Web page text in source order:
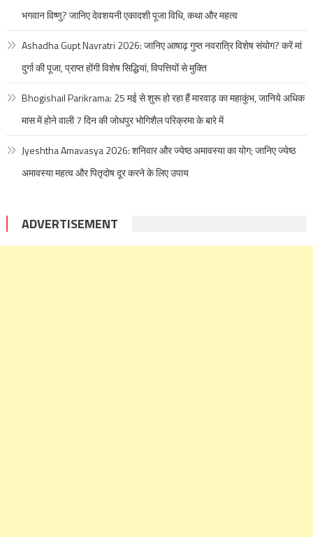
भगवान विष्णु? जानिए देवशयनी एकादशी पूजा विधि, कथा और महत्व
Ashadha Gupt Navratri 2026: जानिए आषाढ़ गुप्त नवरात्रि विशेष संयोग? करें मां
दुर्गा की पूजा, प्राप्त होंगी विशेष सिद्धियां, विपत्तियों से मुक्ति
Bhogishail Parikrama: 25 मई से शुरू हो रहा हैं मारवाड़ का महाकुंभ, जानिये अधिक
मास में होने वाली 7 दिन की जोधपुर भोगिशैल परिक्रमा के बारे में
Jyeshtha Amavasya 2026: शनिवार और ज्येष्ठ अमावस्या का योग; जानिए ज्येष्ठ
अमावस्या महत्व और पितृदोष दूर करने के लिए उपाय
ADVERTISEMENT